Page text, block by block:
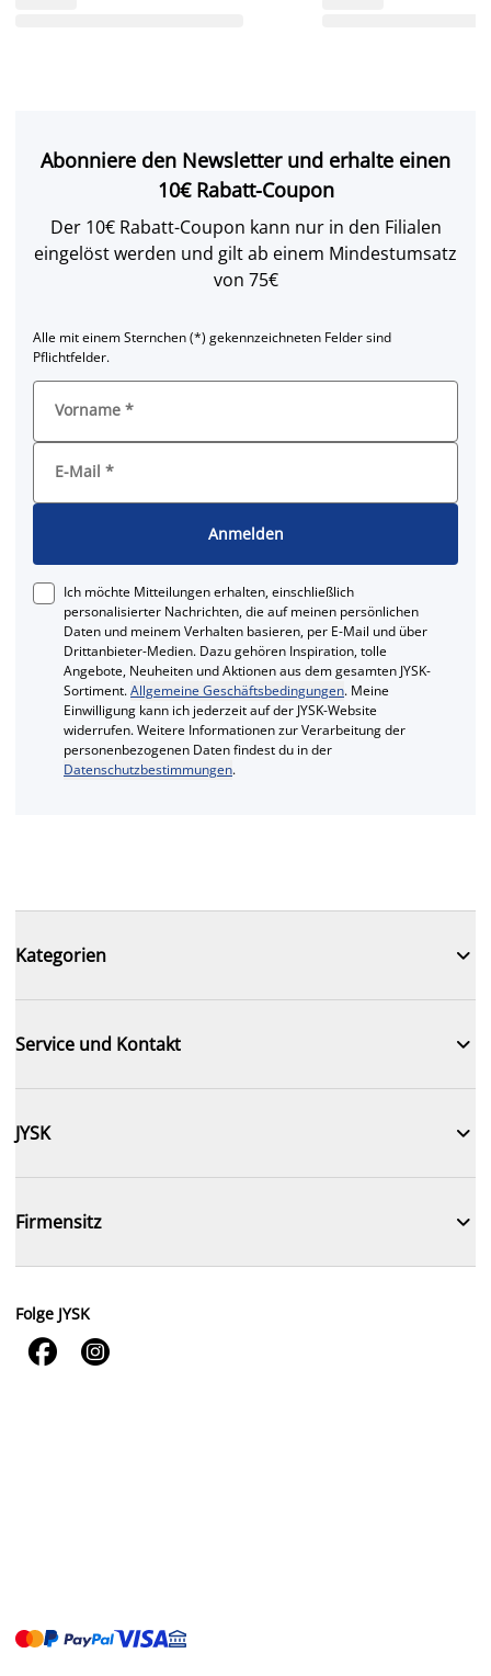
Abonniere den Newsletter und erhalte einen
10€ Rabatt-Coupon
Der 10€ Rabatt-Coupon kann nur in den Filialen
eingelöst werden und gilt ab einem Mindestumsatz
von 75€
Alle mit einem Sternchen (*) gekennzeichneten Felder sind
Pflichtfelder.
Vorname *
E-Mail *
Anmelden
Ich möchte Mitteilungen erhalten, einschließlich
personalisierter Nachrichten, die auf meinen persönlichen
Daten und meinem Verhalten basieren, per E-Mail und über
Drittanbieter-Medien. Dazu gehören Inspiration, tolle
Angebote, Neuheiten und Aktionen aus dem gesamten JYSK-
Sortiment.Allgemeine Geschäftsbedingungen. Meine
Einwilligung kann ich jederzeit auf der JYSK-Website
widerrufen. Weitere Informationen zur Verarbeitung der
personenbezogenen Daten findest du in der
Datenschutzbestimmungen.
Kategorien 
Service und Kontakt 
JYSK 
Firmensitz 
Folge JYSK
 